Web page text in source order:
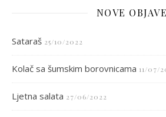
NOVE OBJAVE
Sataraš 25/10/2022
Kolač sa šumskim borovnicama 11/07/
Ljetna salata 27/06/2022